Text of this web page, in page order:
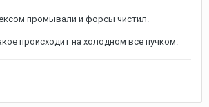
промывали и форсы чистил.
происходит на холодном все пучком.